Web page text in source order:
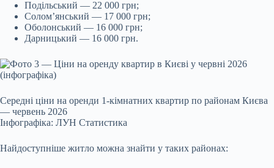
Подільський — 22 000 грн;
Солом’янський — 17 000 грн;
Оболонський — 16 000 грн;
Дарницький — 16 000 грн.
Середні ціни на оренди 1-кімнатних квартир по районам Києва
— червень 2026
Інфографіка: ЛУН Статистика
Найдоступніше житло можна знайти у таких районах: